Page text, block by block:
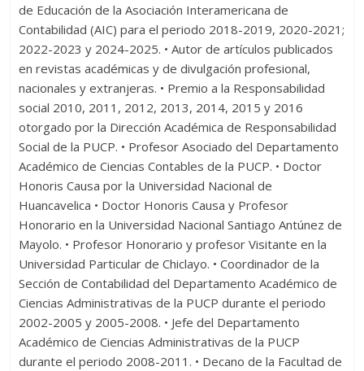
de Educación de la Asociación Interamericana de
Contabilidad (AIC) para el periodo 2018-2019, 2020-2021;
2022-2023 y 2024-2025. • Autor de artículos publicados
en revistas académicas y de divulgación profesional,
nacionales y extranjeras. • Premio a la Responsabilidad
social 2010, 2011, 2012, 2013, 2014, 2015 y 2016
otorgado por la Dirección Académica de Responsabilidad
Social de la PUCP. • Profesor Asociado del Departamento
Académico de Ciencias Contables de la PUCP. • Doctor
Honoris Causa por la Universidad Nacional de
Huancavelica • Doctor Honoris Causa y Profesor
Honorario en la Universidad Nacional Santiago Antúnez de
Mayolo. • Profesor Honorario y profesor Visitante en la
Universidad Particular de Chiclayo. • Coordinador de la
Sección de Contabilidad del Departamento Académico de
Ciencias Administrativas de la PUCP durante el periodo
2002-2005 y 2005-2008. • Jefe del Departamento
Académico de Ciencias Administrativas de la PUCP
durante el periodo 2008-2011. • Decano de la Facultad de